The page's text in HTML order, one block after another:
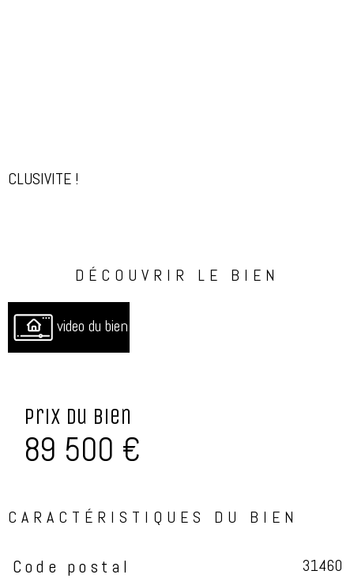
CLUSIVITE !
DÉCOUVRIR LE BIEN
video du bien
Prix du bien
89 500 €
CARACTÉRISTIQUES DU BIEN
Caractéristiques Valeurs
Code postal 31460